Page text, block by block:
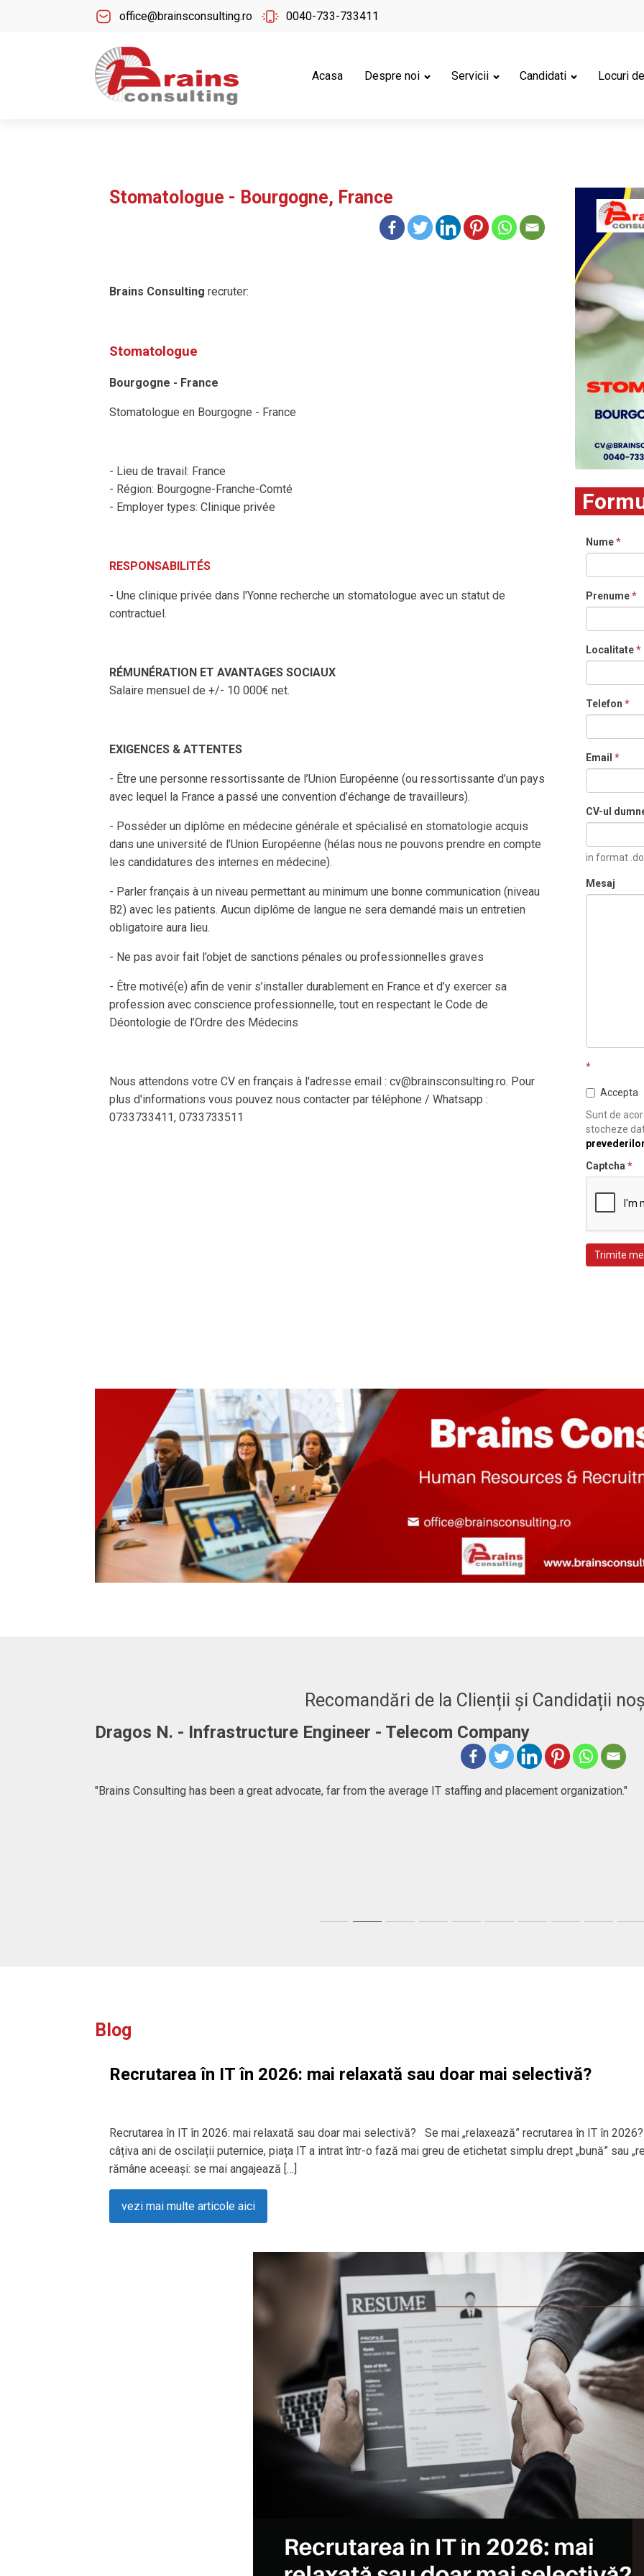
office@brainsconsulting.ro 0040-733-733411
Acasa Despre noi Servicii Candidati Locuri
Stomatologue - Bourgogne, France
Brains Consulting recruter:
Stomatologue
Bourgogne - France
Stomatologue en Bourgogne - France
- Lieu de travail: France
- Région: Bourgogne-Franche-Comté
- Employer types: Clinique privée
RESPONSABILITÉS
- Une clinique privée dans l'Yonne recherche un stomatologue avec un statut de
contractuel.
RÉMUNÉRATION ET AVANTAGES SOCIAUX
Salaire mensuel de +/- 10 000€ net.
EXIGENCES & ATTENTES
- Être une personne ressortissante de l’Union Européenne (ou ressortissante d’un pays
avec lequel la France a passé une convention d’échange de travailleurs).
- Posséder un diplôme en médecine générale et spécialisé en stomatologie acquis
dans une université de l’Union Européenne (hélas nous ne pouvons prendre en compte
les candidatures des internes en médecine).
- Parler français à un niveau permettant au minimum une bonne communication (niveau
B2) avec les patients. Aucun diplôme de langue ne sera demandé mais un entretien
obligatoire aura lieu.
- Ne pas avoir fait l’objet de sanctions pénales ou professionnelles graves
- Être motivé(e) afin de venir s’installer durablement en France et d’y exercer sa
profession avec conscience professionnelle, tout en respectant le Code de
Déontologie de l’Ordre des Médecins
Nous attendons votre CV en français à l'adresse email : cv@brainsconsulting.ro. Pour
plus d'informations vous pouvez nous contacter par téléphone / Whatsapp :
0733733411, 0733733511
Nume*
Prenume*
Localitate*
Telefon *
Email *
CV-ul
in format
Mesaj
*
Accepta
Sunt de
stocheze
Captcha *
Trimite
Recomandări de la Clienții și Candidații
Dragos N. - Infrastructure Engineer - Telecom Company
"Brains Consulting has been a great advocate, far from the average IT staffing and placement organization."
Blog
Recrutarea în IT în 2026: mai relaxată sau doar mai selectivă?
Recrutarea în IT în 2026: mai relaxată sau doar mai selectivă? Se mai „relaxează” recrutarea în IT în
câțiva ani de oscilații puternice, piața IT a intrat într-o fază mai greu de etichetat simplu drept „bună” sau
rămâne aceeași: se mai angajează […]
vezi mai multe articole aici